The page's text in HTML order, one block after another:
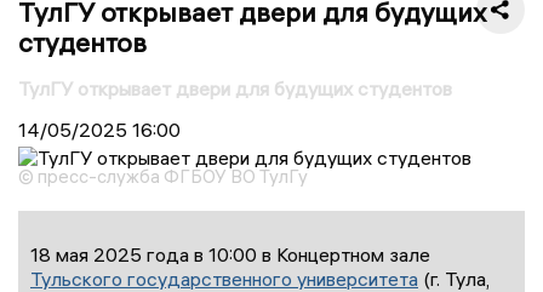
ТулГУ открывает двери для будущих
студентов
ТулГУ открывает двери для будущих студентов
14/05/2025 16:00
© пресс-служба ФГБОУ ВО ТулГу
18 мая 2025 года в 10:00 в Концертном зале
Тульского государственного университета (г. Тула,